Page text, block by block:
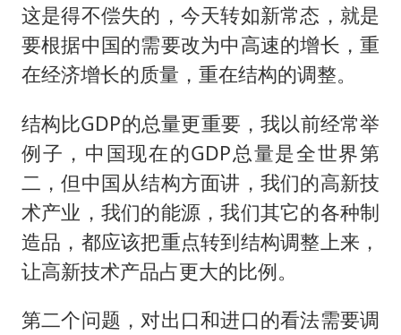
这是得不偿失的，今天转如新常态，就是
要根据中国的需要改为中高速的增长，重
在经济增长的质量，重在结构的调整。
结构比GDP的总量更重要，我以前经常举
例子，中国现在的GDP总量是全世界第
二，但中国从结构方面讲，我们的高新技
术产业，我们的能源，我们其它的各种制
造品，都应该把重点转到结构调整上来，
让高新技术产品占更大的比例。
第二个问题，对出口和进口的看法需要调